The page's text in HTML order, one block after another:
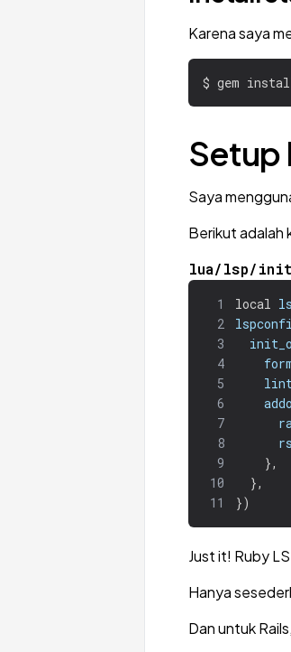
Karena saya
Setup
Saya
Berikut adalah
lua/lsp/
1 local
2
3
4
5
6
7
8
9
},
10
},
11
})
Just it! Ruby
Hanya
Dan untuk